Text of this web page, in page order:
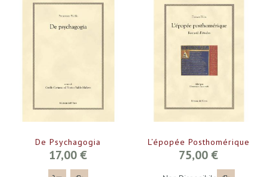
De Psychagogia
17,00 €
L’épopée Posthomérique
75,00 €